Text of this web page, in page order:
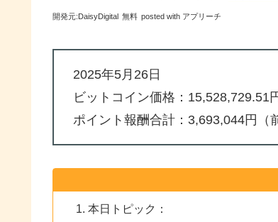
開発元:DaisyDigital 無料 posted with アプリーチ
2025年5月26日
ビットコイン価格：15,528,729.51
ポイント報酬合計：3,693,044円（
本日トピック：